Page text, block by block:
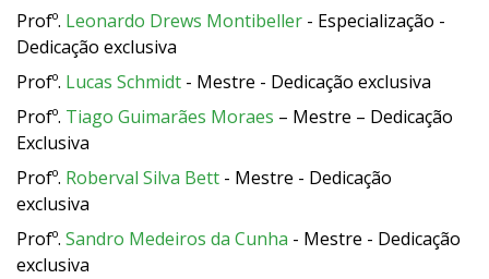
Profº. Leonardo Drews Montibeller - Especialização -
Dedicação exclusiva
Profº. Lucas Schmidt - Mestre - Dedicação exclusiva
Profº. Tiago Guimarães Moraes – Mestre – Dedicação
Exclusiva
Profº. Roberval Silva Bett - Mestre - Dedicação
exclusiva
Profº. Sandro Medeiros da Cunha - Mestre - Dedicação
exclusiva